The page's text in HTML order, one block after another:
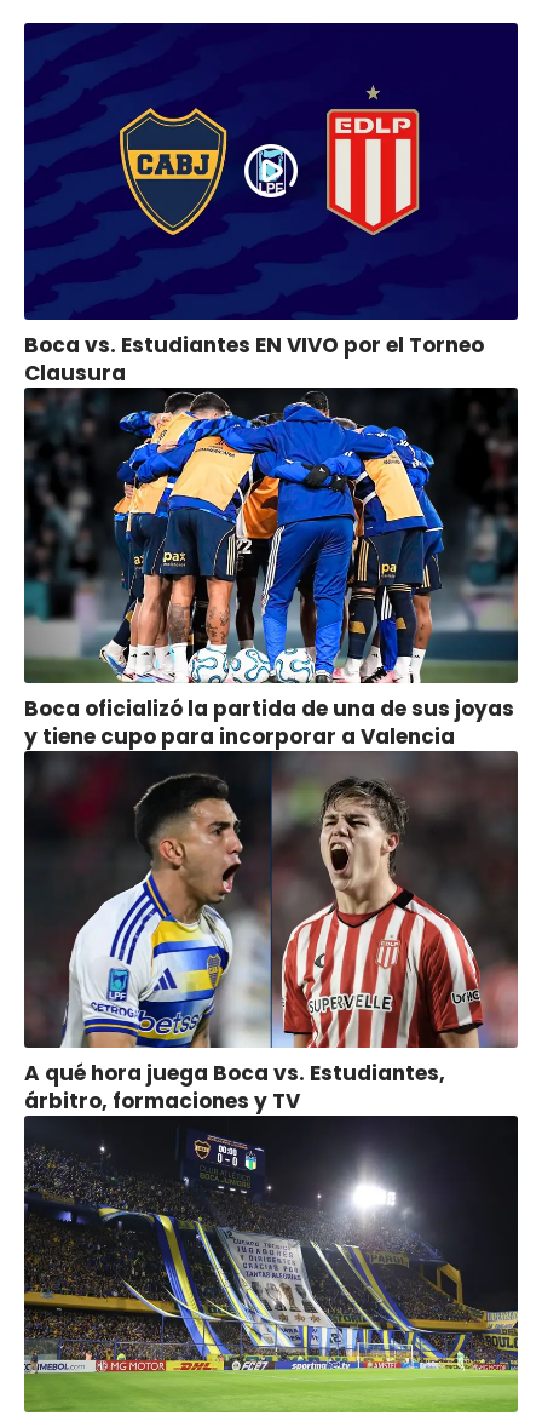
Boca vs. Estudiantes EN VIVO por el Torneo
Clausura
Boca oficializó la partida de una de sus joyas
y tiene cupo para incorporar a Valencia
A qué hora juega Boca vs. Estudiantes,
árbitro, formaciones y TV